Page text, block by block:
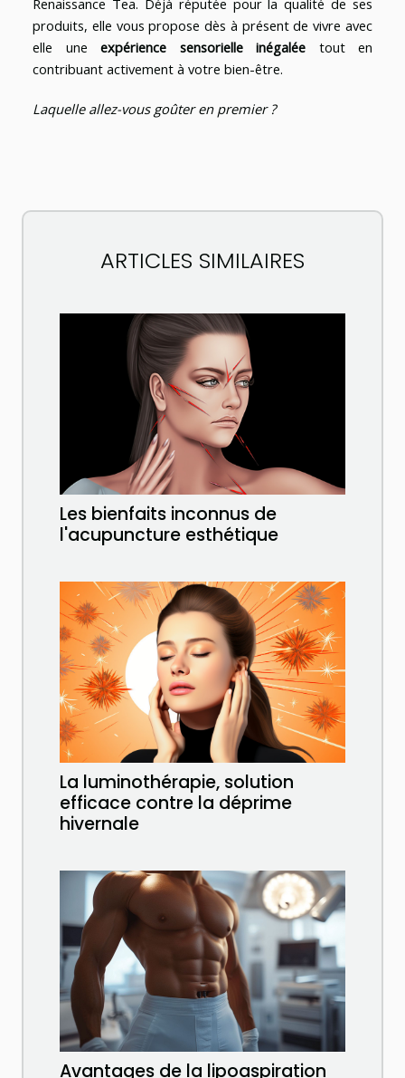
produits, elle vous propose dès à présent de vivre avec
elle une expérience sensorielle inégalée tout en
contribuant activement à votre bien-être.
Laquelle allez-vous goûter en premier ?
ARTICLES SIMILAIRES
Les bienfaits inconnus de
l'acupuncture esthétique
La luminothérapie, solution
efficace contre la déprime
hivernale
Avantages de la lipoaspiration